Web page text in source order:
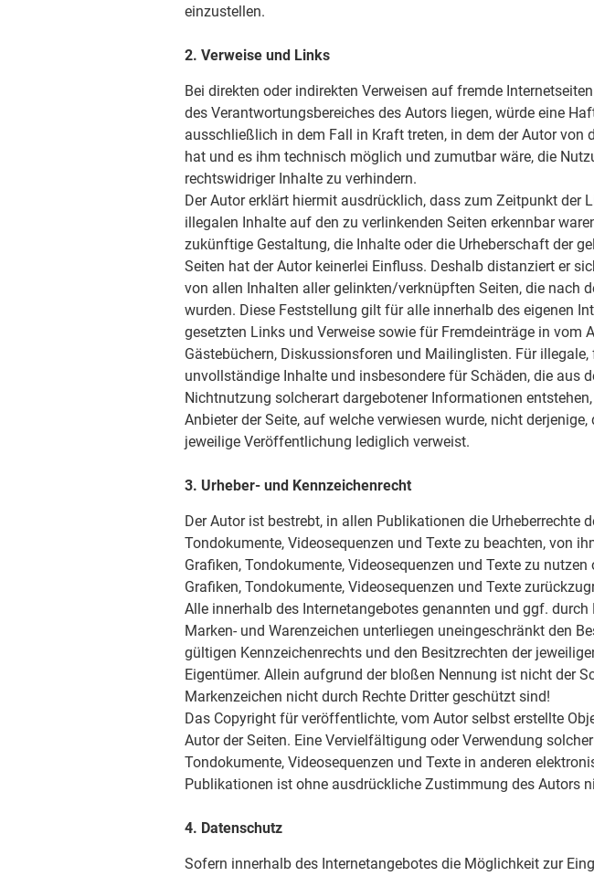
einzustellen.
2. Verweise und Links
Bei direkten oder indirekten Verweisen auf fremde
des Verantwortungsbereiches des Autors liegen, würde eine
ausschließlich in dem Fall in Kraft treten, in dem der Autor von
hat und es ihm technisch möglich und zumutbar wäre, die
rechtswidriger Inhalte zu verhindern.
Der Autor erklärt hiermit ausdrücklich, dass zum Zeitpunkt der
illegalen Inhalte auf den zu verlinkenden Seiten erkennbar
zukünftige Gestaltung, die Inhalte oder die Urheberschaft der
Seiten hat der Autor keinerlei Einfluss. Deshalb distanziert er
von allen Inhalten aller gelinkten/verknüpften Seiten, die nach
wurden. Diese Feststellung gilt für alle innerhalb des eigenen
gesetzten Links und Verweise sowie für Fremdeinträge in vom
Gästebüchern, Diskussionsforen und Mailinglisten. Für
unvollständige Inhalte und insbesondere für Schäden, die aus
Nichtnutzung solcherart dargebotener Informationen
Anbieter der Seite, auf welche verwiesen wurde, nicht
jeweilige Veröffentlichung lediglich verweist.
3. Urheber- und Kennzeichenrecht
Der Autor ist bestrebt, in allen Publikationen die Urheberrechte
Tondokumente, Videosequenzen und Texte zu beachten, von
Grafiken, Tondokumente, Videosequenzen und Texte zu
Grafiken, Tondokumente, Videosequenzen und Texte
Alle innerhalb des Internetangebotes genannten und ggf. durch
Marken- und Warenzeichen unterliegen uneingeschränkt den
gültigen Kennzeichenrechts und den Besitzrechten der
Eigentümer. Allein aufgrund der bloßen Nennung ist nicht der
Markenzeichen nicht durch Rechte Dritter geschützt sind!
Das Copyright für veröffentlichte, vom Autor selbst erstellte
Autor der Seiten. Eine Vervielfältigung oder Verwendung
Tondokumente, Videosequenzen und Texte in anderen
Publikationen ist ohne ausdrückliche Zustimmung des Autors
4. Datenschutz
Sofern innerhalb des Internetangebotes die Möglichkeit zur